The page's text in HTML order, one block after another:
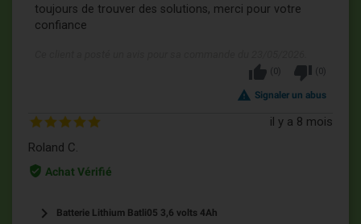
toujours de trouver des solutions, merci pour votre
confiance
thumb_up ( 0) thumb_down ( 0)
report_problem Signaler un abus
il y a 8 mois
Roland C.
verified_user Achat Vérifié
keyboard_arrow_right Batterie Lithium Batli05 3,6 volts 4Ah